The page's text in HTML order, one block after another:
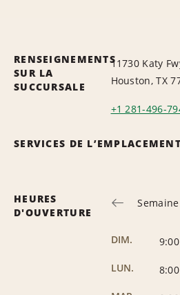
RENSEIGNEMENTS
SUR LA
SUCCURSALE
11730 Katy
Houston, TX
+1 281-496-
SERVICES DE L’EMPLACEMENT
HEURES
D'OUVERTURE
DIM.
LUN.